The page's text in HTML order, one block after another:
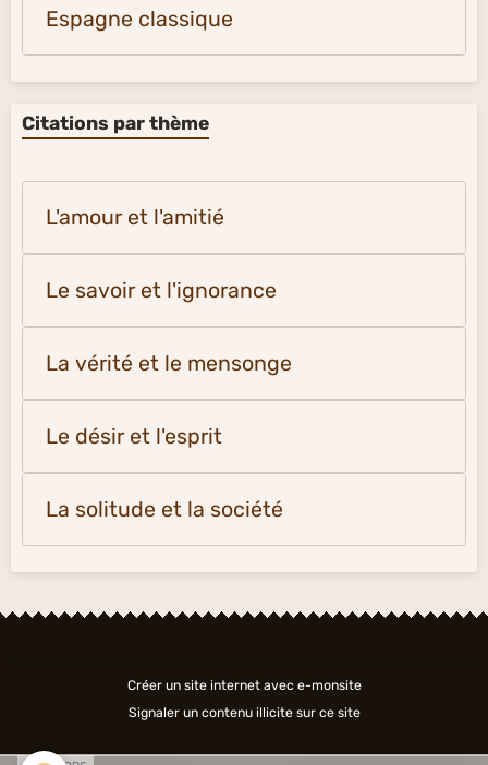
Espagne classique
Citations par thème
L'amour et l'amitié
Le savoir et l'ignorance
La vérité et le mensonge
Le désir et l'esprit
La solitude et la société
Créer un site internet avec e-monsite
Signaler un contenu illicite sur ce site